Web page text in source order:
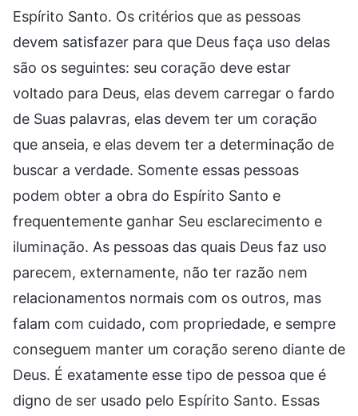
Espírito Santo. Os critérios que as pessoas
devem satisfazer para que Deus faça uso delas
são os seguintes: seu coração deve estar
voltado para Deus, elas devem carregar o fardo
de Suas palavras, elas devem ter um coração
que anseia, e elas devem ter a determinação de
buscar a verdade. Somente essas pessoas
podem obter a obra do Espírito Santo e
frequentemente ganhar Seu esclarecimento e
iluminação. As pessoas das quais Deus faz uso
parecem, externamente, não ter razão nem
relacionamentos normais com os outros, mas
falam com cuidado, com propriedade, e sempre
conseguem manter um coração sereno diante de
Deus. É exatamente esse tipo de pessoa que é
digno de ser usado pelo Espírito Santo. Essas